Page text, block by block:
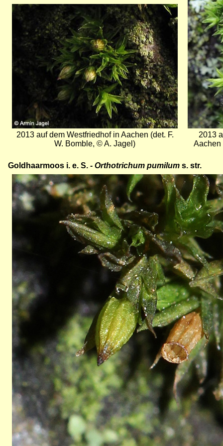
Bild
2013 auf dem Westfriedhof in Aachen (det. F.
W. Bomble, © A. Jagel)
2013
Aachen
Goldhaarmoos i. e. S. - Orthotrichum pumilum s. str.
Bild